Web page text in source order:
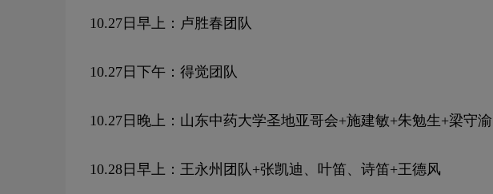
10.27日早上：卢胜春团队
10.27日下午：得觉团队
10.27日晚上：山东中药大学圣地亚哥会+施建敏+朱勉生+梁守渝
10.28日早上：王永州团队+张凯迪、叶笛、诗笛+王德风